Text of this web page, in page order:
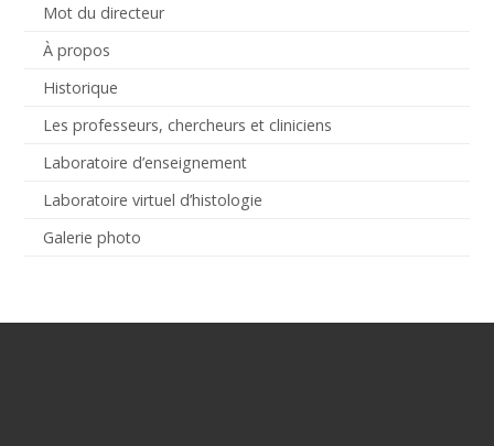
Mot du directeur
À propos
Historique
Les professeurs, chercheurs et cliniciens
Laboratoire d’enseignement
Laboratoire virtuel d’histologie
Galerie photo